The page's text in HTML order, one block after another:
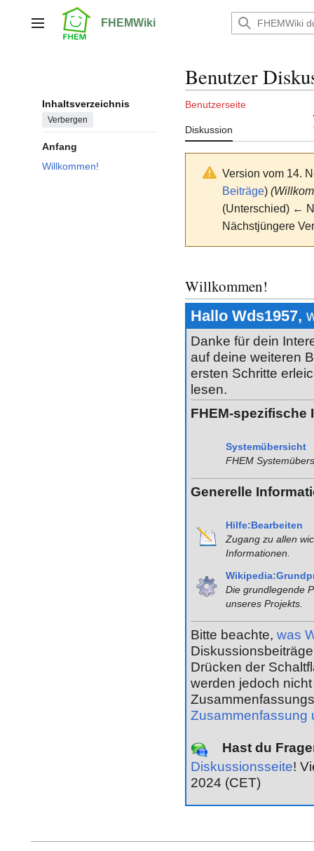
springenHauptmenü FHEMWiki
Inhaltsverzeichnis
Verbergen
Anfang
Willkommen!
Benutzer
Benutzerseite
Diskussion
Version vom 14.
Beiträge)
(Unterschied) ←
Nächstjüngere
Willkommen!
Hallo Wds1957,
Danke für dein
auf deine weiteren
ersten Schritte
lesen.
FHEM-spezifische
Systemübersicht
FHEM
Generelle
Hilfe:Bearbeiten
Zugang zu allen
Informationen.
Die grundlegende
unseres Projekts.
Bitte beachte, was
Drücken der
werden jedoch
Zusammenfassung
Hast du
Diskussionsseite!
2024 (CET)